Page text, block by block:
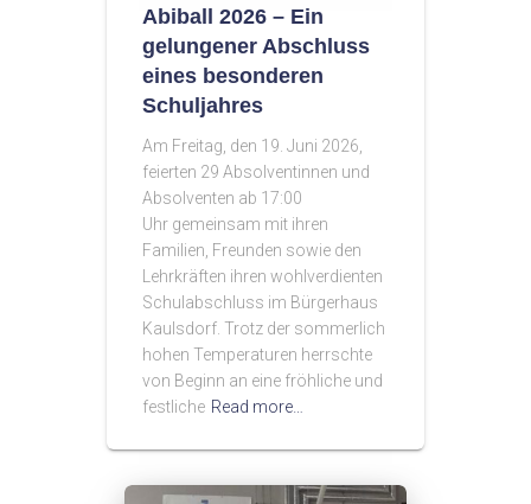
Abiball 2026 – Ein
gelungener Abschluss
eines besonderen
Schuljahres
Am Freitag, den 19. Juni 2026,
feierten 29 Absolventinnen und
Absolventen ab 17:00
Uhr gemeinsam mit ihren
Familien, Freunden sowie den
Lehrkräften ihren wohlverdienten
Schulabschluss im Bürgerhaus
Kaulsdorf. Trotz der sommerlich
hohen Temperaturen herrschte
von Beginn an eine fröhliche und
festliche Read more…